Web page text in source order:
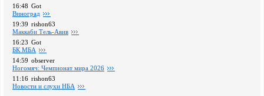
16:48 Got
Виноград
19:39 rishon63
Маккаби Тель-Авив
16:23 Got
БК МБА
14:59 observer
Ногомяч: Чемпионат мира 2026
11:16 rishon63
Новости и слухи НБА